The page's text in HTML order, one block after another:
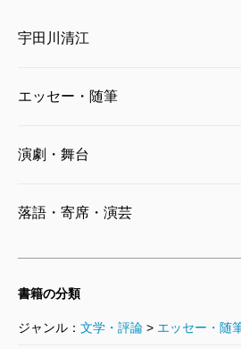
宇田川清江
エッセー・随筆
演劇・舞台
落語・寄席・演芸
書籍の分類
ジャンル： 文学・評論 > エッセー・随